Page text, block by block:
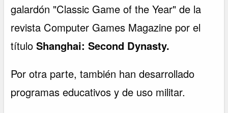
galardón "Classic Game of the Year" de la
revista Computer Games Magazine por el
títuloShanghai: Second Dynasty.
Por otra parte, también han desarrollado
programas educativos y de uso militar.